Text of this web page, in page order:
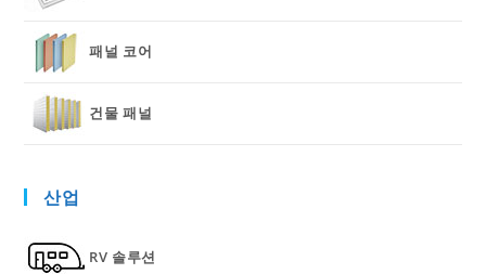
패널 코어
건물 패널
산업
RV 솔루션